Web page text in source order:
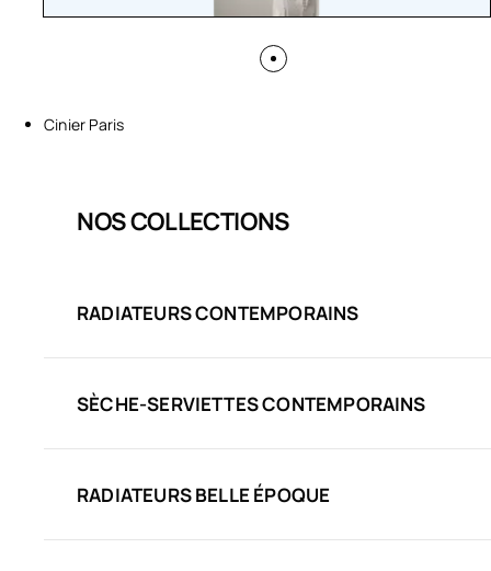
Cinier Paris
NOS COLLECTIONS
RADIATEURS CONTEMPORAINS
SÈCHE-SERVIETTES CONTEMPORAINS
RADIATEURS BELLE ÉPOQUE